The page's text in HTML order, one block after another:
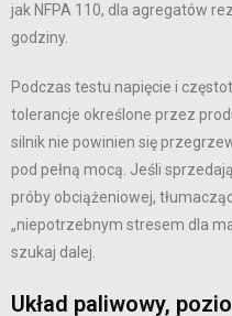
jak NFPA 110, dla agregatów
godziny.
Podczas testu napięcie i
tolerancje określone przez
silnik nie powinien się
pod pełną mocą. Jeśli
próby obciążeniowej,
„niepotrzebnym stresem dla
szukaj dalej.
Układ paliwowy,